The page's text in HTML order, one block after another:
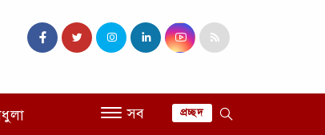
সব প্রচ্ছদ